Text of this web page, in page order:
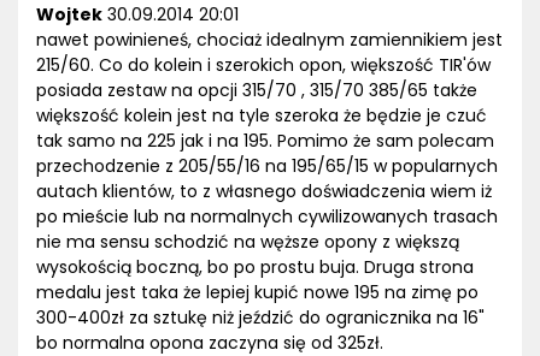
Wojtek 30.09.2014 20:01
nawet powinieneś, chociaż idealnym zamiennikiem jest
215/60. Co do kolein i szerokich opon, większość TIR'ów
posiada zestaw na opcji 315/70 , 315/70 385/65 także
większość kolein jest na tyle szeroka że będzie je czuć
tak samo na 225 jak i na 195. Pomimo że sam polecam
przechodzenie z 205/55/16 na 195/65/15 w popularnych
autach klientów, to z własnego doświadczenia wiem iż
po mieście lub na normalnych cywilizowanych trasach
nie ma sensu schodzić na węższe opony z większą
wysokością boczną, bo po prostu buja. Druga strona
medalu jest taka że lepiej kupić nowe 195 na zimę po
300-400zł za sztukę niż jeździć do ogranicznika na 16"
bo normalna opona zaczyna się od 325zł.